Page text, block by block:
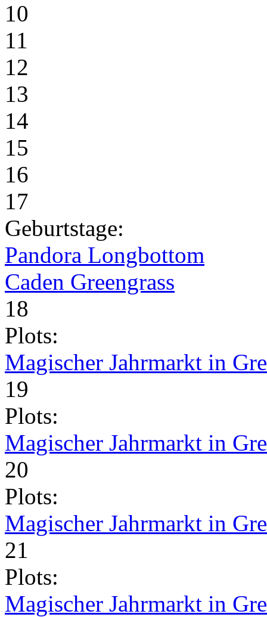
10
11
12
13
14
15
16
17
Geburtstage:
Pandora Longbottom
Caden Greengrass
18
Plots:
Magischer Jahrmarkt in
19
Plots:
Magischer Jahrmarkt in
20
Plots:
Magischer Jahrmarkt in
21
Plots:
Magischer Jahrmarkt in